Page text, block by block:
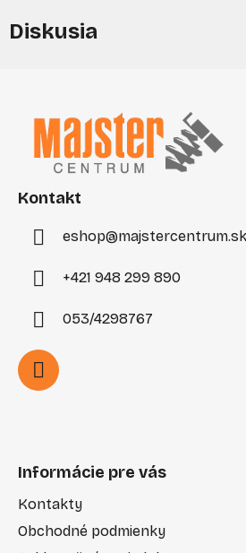
Diskusia
Kontakt
eshop@majstercentrum.sk
+421 948 299 890
053/4298767
Informácie pre vás
Kontakty
Obchodné podmienky